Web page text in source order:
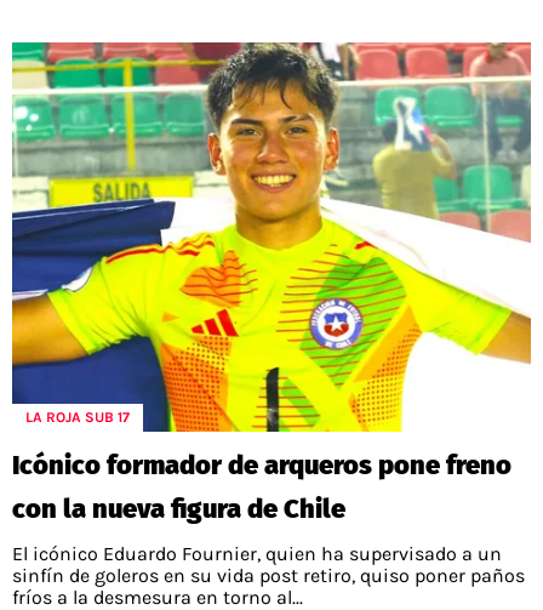
LA ROJA SUB 17
Icónico formador de arqueros pone freno
con la nueva figura de Chile
El icónico Eduardo Fournier, quien ha supervisado a un
sinfín de goleros en su vida post retiro, quiso poner paños
fríos a la desmesura en torno al...